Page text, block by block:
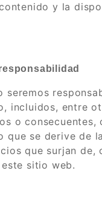
y la
seremos
incluidos, entre
o consecuentes,
que se derive de
que surjan de,
sitio web.